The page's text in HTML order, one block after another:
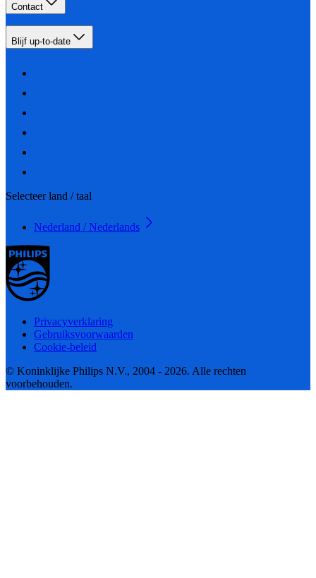
Contact
Blijf up-to-date
Selecteer land / taal
Nederland / Nederlands
Privacyverklaring
Gebruiksvoorwaarden
Cookie-beleid
© Koninklijke Philips N.V., 2004 - 2026. Alle rechten
voorbehouden.